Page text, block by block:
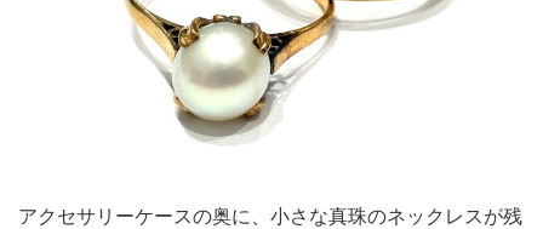
アクセサリーケースの奥に、小さな真珠のネックレスが残